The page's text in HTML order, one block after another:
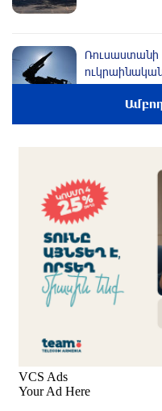
Ռուսաստանի
հասցեներում
Ողբերգական
կամրջի տակ
մարմին
Ադրբեջանի